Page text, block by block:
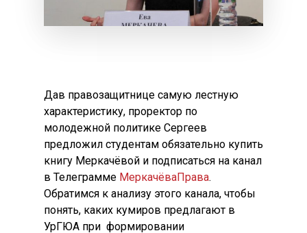
Дав правозащитнице самую лестную
характеристику, проректор по
молодежной политике Сергеев
предложил студентам обязательно купить
книгу Меркачёвой и подписаться на канал
в Телеграмме МеркачёваПрава.
Обратимся к анализу этого канала, чтобы
понять, каких кумиров предлагают в
УрГЮА при формировании